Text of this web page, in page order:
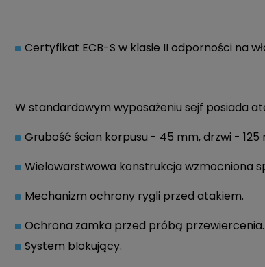
Certyfikat ECB-S w klasie II odporności na
W standardowym wyposażeniu sejf posiada
Grubość ścian korpusu - 45 mm, drzwi - 125
Wielowarstwowa konstrukcja wzmocniona
Mechanizm ochrony rygli przed atakiem.
Ochrona zamka przed próbą przewiercenia.
System blokujący.